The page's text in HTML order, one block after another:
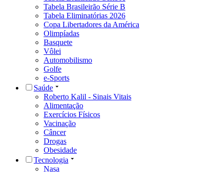
Tabela Brasileirão Série B
Tabela Eliminatórias 2026
Copa Libertadores da América
Olimpíadas
Basquete
Vôlei
Automobilismo
Golfe
e-Sports
Saúde
Roberto Kalil - Sinais Vitais
Alimentação
Exercícios Físicos
Vacinação
Câncer
Drogas
Obesidade
Tecnologia
Nasa